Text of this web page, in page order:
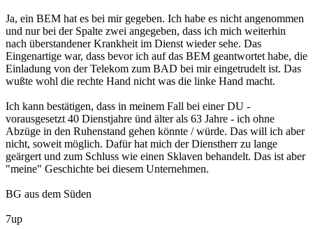
Ja, ein BEM hat es bei mir gegeben. Ich habe es nicht angenommen
und nur bei der Spalte zwei angegeben, dass ich mich weiterhin
nach überstandener Krankheit im Dienst wieder sehe. Das
Eingenartige war, dass bevor ich auf das BEM geantwortet habe, die
Einladung von der Telekom zum BAD bei mir eingetrudelt ist. Das
wußte wohl die rechte Hand nicht was die linke Hand macht.
Ich kann bestätigen, dass in meinem Fall bei einer DU -
vorausgesetzt 40 Dienstjahre ünd älter als 63 Jahre - ich ohne
Abzüge in den Ruhenstand gehen könnte / würde. Das will ich aber
nicht, soweit möglich. Dafür hat mich der Dienstherr zu lange
geärgert und zum Schluss wie einen Sklaven behandelt. Das ist aber
"meine" Geschichte bei diesem Unternehmen.
BG aus dem Süden
7up